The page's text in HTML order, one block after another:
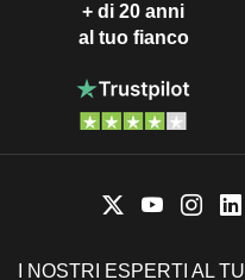
+ di 20 anni
al tuo fianco
I NOSTRI ESPERTI AL